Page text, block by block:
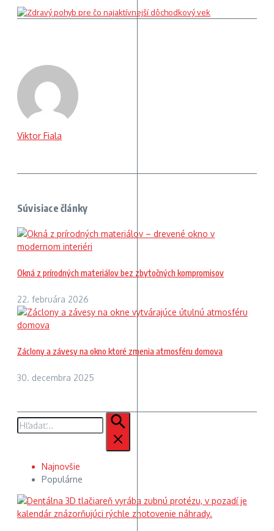
Viktor Fiala
Súvisiace články
Okná z prírodných materiálov bez zbytočných kompromisov
22. februára 2026
Záclony a závesy na okno ktoré zmenia atmosféru domova
30. decembra 2025
Hľadať:
Najnovšie
Populárne